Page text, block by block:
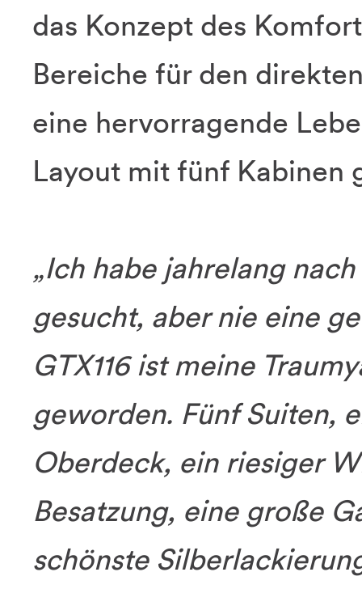
das Konzept des
Bereiche für den
eine hervorragende
Layout mit fünf Kabinen
„Ich habe jahrelang
gesucht, aber nie eine
GTX116 ist meine
geworden. Fünf Suiten,
Oberdeck, ein riesiger
Besatzung, eine große
schönste